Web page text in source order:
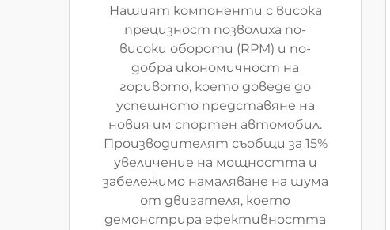
Нашият компоненти с висока
прецизност позволиха по-
високи обороти (RPM) и по-
добра икономичност на
горивото, което доведе до
успешното представяне на
новия им спортен автомобил.
Производителят съобщи за 15%
увеличение на мощността и
забележимо намаляване на шума
от двигателя, което
демонстрира ефективността